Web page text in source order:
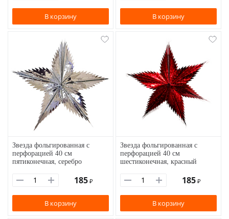
В корзину В корзину
Звезда фольгированная с
перфорацией 40 см
пятиконечная, серебро
185 ₽
В корзину
Звезда фольгированная с
перфорацией 40 см
шестиконечная, красный
185 ₽
В корзину